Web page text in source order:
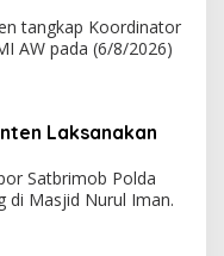
tangkap Koordinator
AW pada (6/8/2026)
Laksanakan
Satbrimob Polda
di Masjid Nurul Iman.